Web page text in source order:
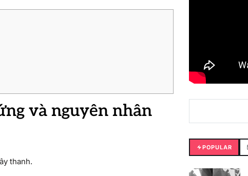
và nguyên nhân
thanh.
POPULAR